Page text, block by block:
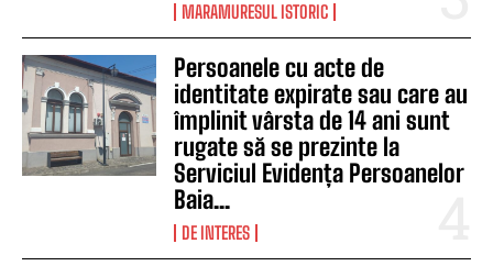
MARAMURESUL ISTORIC
Persoanele cu acte de
identitate expirate sau care au
împlinit vârsta de 14 ani sunt
rugate să se prezinte la
Serviciul Evidența Persoanelor
Baia...
DE INTERES